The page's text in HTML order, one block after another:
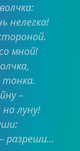
нелегка!
мной!
тонка.
–
луну!
разреши…